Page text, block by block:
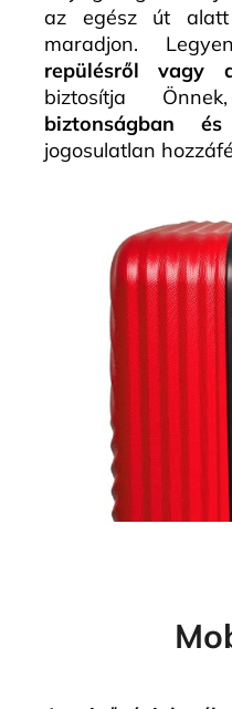
az egész út alatt
maradjon.
repülésről vagy
biztosítja
biztonságban
jogosulatlan